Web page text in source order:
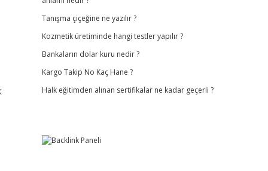
Tanışma çiçeğine ne yazılır ?
Kozmetik üretiminde hangi testler yapılır ?
Bankaların dolar kuru nedir ?
Kargo Takip No Kaç Hane ?
Halk eğitimden alınan sertifikalar ne kadar geçerli ?